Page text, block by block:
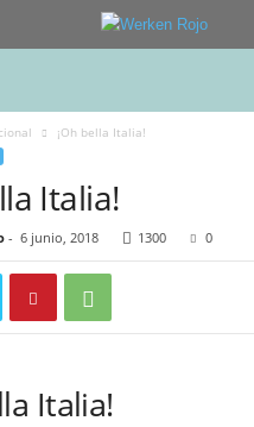
¡Oh bella Italia!
Italia!
- 6 junio, 2018 1300 0
Italia!